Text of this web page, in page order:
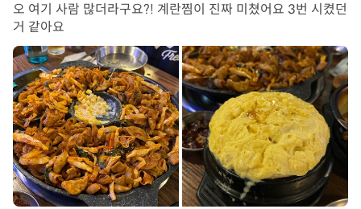
오 여기 사람 많더라구요?! 계란찜이 진짜 미쳤어요 3번 시켰던
거 같아요